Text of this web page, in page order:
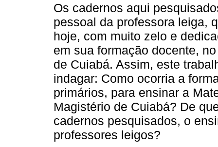
Os cadernos aqui
pessoal da professora leiga,
hoje, com muito zelo e
em sua formação docente,
de Cuiabá. Assim, este
indagar: Como ocorria a
primários, para ensinar a
Magistério de Cuiabá? De
cadernos pesquisados, o
professores leigos?